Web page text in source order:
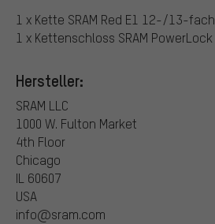
1 x Kette SRAM Red E1 12-/13-fach
1 x Kettenschloss SRAM PowerLock
Hersteller:
SRAM LLC
1000 W. Fulton Market
4th Floor
Chicago
IL 60607
USA
info@sram.com